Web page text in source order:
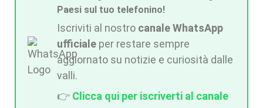
Paesi sul tuo telefonino!
Iscriviti al nostro canale WhatsApp
ufficiale per restare sempre
aggiornato su notizie e curiosità dalle
valli.
👉 Clicca qui per iscriverti al canale